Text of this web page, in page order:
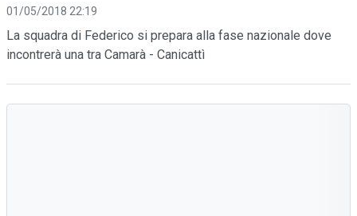
01/05/2018 22:19
La squadra di Federico si prepara alla fase nazionale dove
incontrerà una tra Camarà - Canicattì